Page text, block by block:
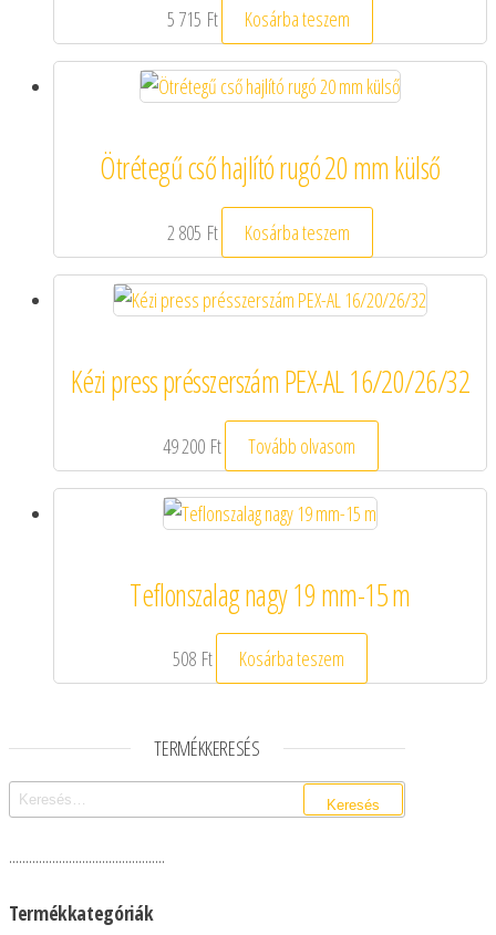
5 715 Ft Kosárba teszem
Ötrétegű cső hajlító rugó 20 mm külső
2 805 Ft Kosárba teszem
Kézi press présszerszám PEX-AL 16/20/26/32
49 200 Ft Tovább olvasom
Teflonszalag nagy 19 mm-15 m
508 Ft Kosárba teszem
TERMÉKKERESÉS
Keresés:
...............................................
Termékkategóriák